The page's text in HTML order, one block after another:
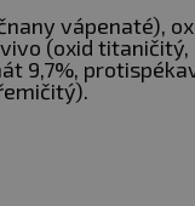
patří k
vápenaté),
(oxid
9,7%,